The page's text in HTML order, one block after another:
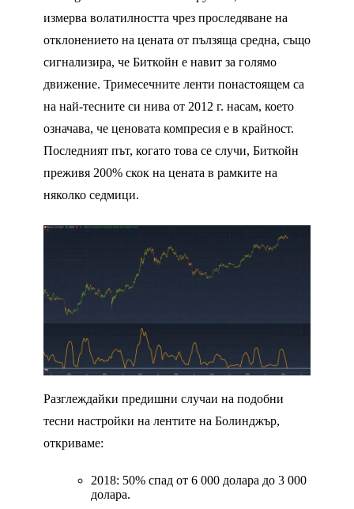
измерва волатилността чрез проследяване на
отклонението на цената от пълзяща средна, също
сигнализира, че Биткойн е навит за голямо
движение. Тримесечните ленти понастоящем са
на най-тесните си нива от 2012 г. насам, което
означава, че ценовата компресия е в крайност.
Последният път, когато това се случи, Биткойн
преживя 200% скок на цената в рамките на
няколко седмици.
Разглеждайки предишни случаи на подобни
тесни настройки на лентите на Болинджър,
откриваме:
2018: 50% спад от 6 000 долара до 3 000
долара.